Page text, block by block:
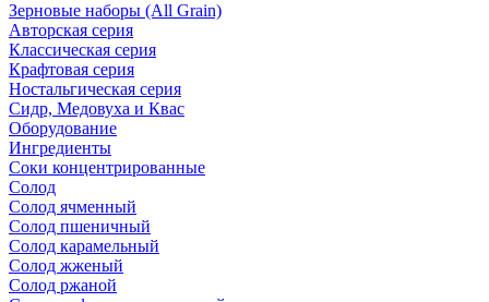
Зерновые наборы (All Grain)
Авторская серия
Классическая серия
Крафтовая серия
Ностальгическая серия
Сидр, Медовуха и Квас
Оборудование
Ингредиенты
Соки концентрированные
Солод
Солод ячменный
Солод пшеничный
Солод карамельный
Солод жженый
Солод ржаной